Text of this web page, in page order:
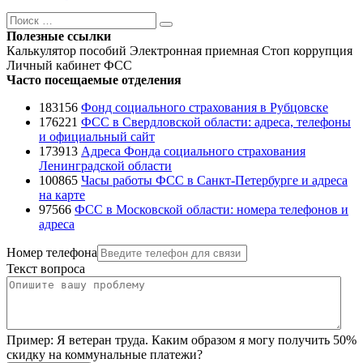
Поиск
Поиск
Полезные ссылки
Калькулятор пособий Электронная приемная Стоп коррупция
Личный кабинет ФСС
Часто посещаемые отделения
183156 Фонд социального страхования в Рубцовске
176221 ФСС в Свердловской области: адреса, телефоны
и официальный сайт
173913 Адреса Фонда социального страхования
Ленинградской области
100865 Часы работы ФСС в Санкт-Петербурге и адреса
на карте
97566 ФСС в Московской области: номера телефонов и
адреса
Номер телефона
Текст вопроса
Пример: Я ветеран труда. Каким образом я могу получить 50%
скидку на коммунальные платежи?